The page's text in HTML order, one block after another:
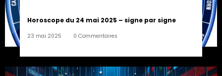
Horoscope du 24 mai 2025 – signe par signe
23 mai 2025 0 Commentaires